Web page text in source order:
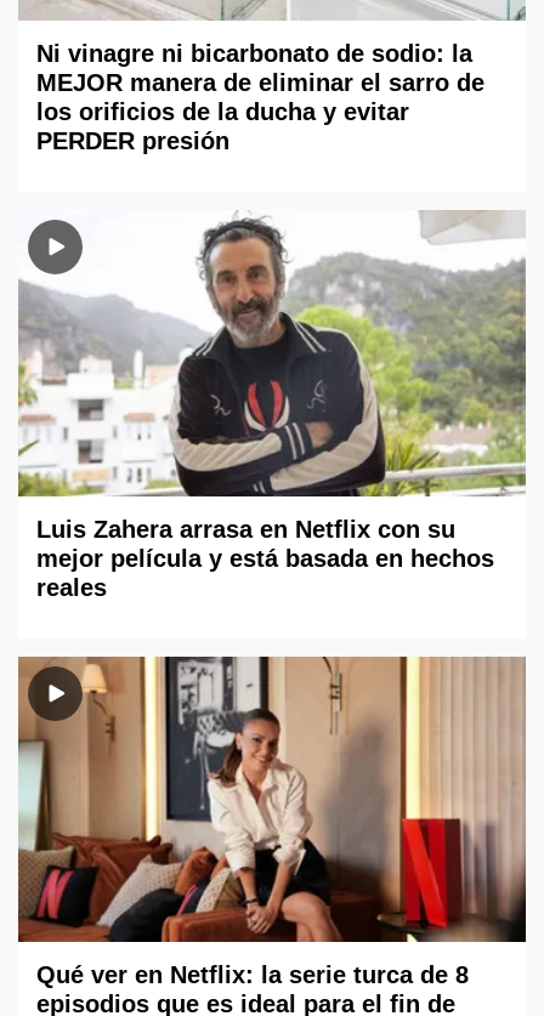
Ni vinagre ni bicarbonato de sodio: la
MEJOR manera de eliminar el sarro de
los orificios de la ducha y evitar
PERDER presión
Luis Zahera arrasa en Netflix con su
mejor película y está basada en hechos
reales
Qué ver en Netflix: la serie turca de 8
episodios que es ideal para el fin de